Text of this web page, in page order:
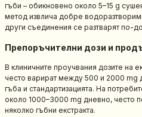
гъби – обикновено около 5–15 g
метод извлича добре
други съединения се разтварят по-
Препоръчителни дози и
В клиничните проучвания дозите на
често варират между 500 и 2000 mg
гъба и стандартизацията. На
около 1000–3000 mg дневно, често
няколко гъбни екстракта.